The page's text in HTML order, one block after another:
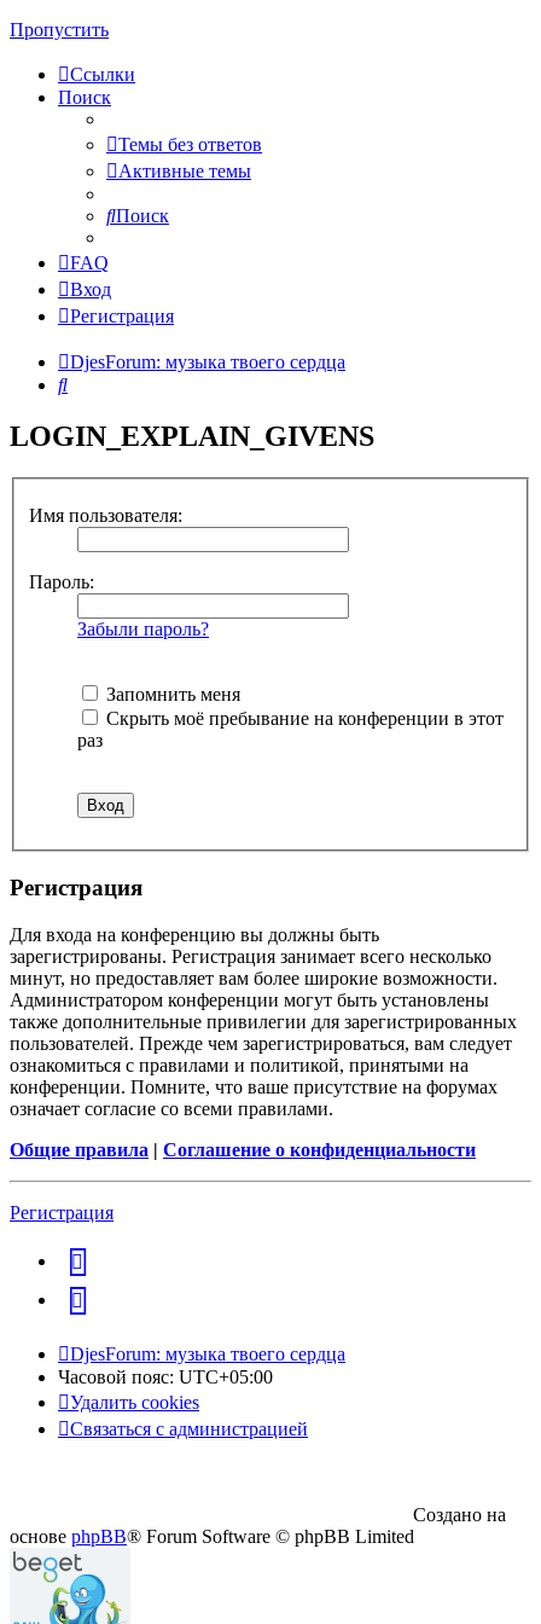
Пропустить
Ссылки
Поиск
Темы без ответов
Активные темы
Поиск
FAQ
Вход
Регистрация
DjesForum: музыка твоего сердца
Поиск
LOGIN_EXPLAIN_GIVENS
Имя пользователя:
Пароль:
Забыли пароль?
Запомнить меня
Скрыть моё пребывание на конференции в этот
раз
Регистрация
Для входа на конференцию вы должны быть
зарегистрированы. Регистрация занимает всего несколько
минут, но предоставляет вам более широкие возможности.
Администратором конференции могут быть установлены
также дополнительные привилегии для зарегистрированных
пользователей. Прежде чем зарегистрироваться, вам следует
ознакомиться с правилами и политикой, принятыми на
конференции. Помните, что ваше присутствие на форумах
означает согласие со всеми правилами.
Общие правила | Соглашение о конфиденциальности
Регистрация
vk
Telegram
DjesForum: музыка твоего сердца
Часовой пояс: UTC+05:00
Удалить cookies
Связаться с администрацией
Создано на
основе phpBB® Forum Software © phpBB Limited